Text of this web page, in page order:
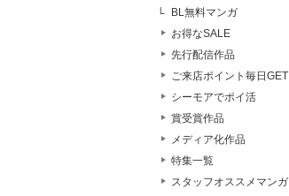
BL無料マンガ
お得なSALE
先行配信作品
ご来店ポイント毎日GET
シーモアでポイ活
賞受賞作品
メディア化作品
特集一覧
スタッフオススメマンガ